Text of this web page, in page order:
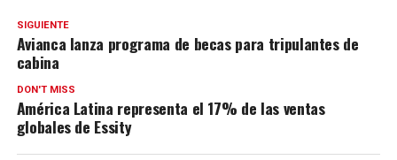
SIGUIENTE
Avianca lanza programa de becas para tripulantes de
cabina
DON'T MISS
América Latina representa el 17% de las ventas
globales de Essity